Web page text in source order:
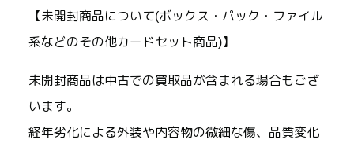
【未開封商品について(ボックス・パック・ファイル
系などのその他カードセット商品)】
未開封商品は中古での買取品が含まれる場合もござ
います。
経年劣化による外装や内容物の微細な傷、品質変化